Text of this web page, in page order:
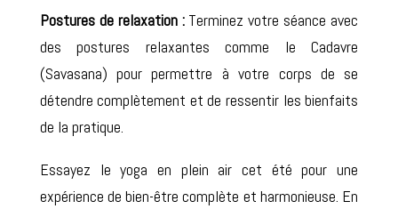
Postures de relaxation :Terminez votre séance avec
des postures relaxantes comme le Cadavre
(Savasana) pour permettre à votre corps de se
détendre complètement et de ressentir les bienfaits
de la pratique.
Essayez le yoga en plein air cet été pour une
expérience de bien-être complète et harmonieuse. En